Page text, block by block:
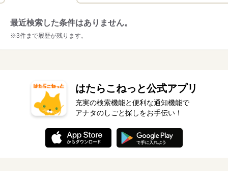
最近検索した条件はありません。
※3件まで履歴が残ります。
はたらこねっと公式アプリ
充実の検索機能と便利な通知機能で
アナタのしごと探しをお手伝い！